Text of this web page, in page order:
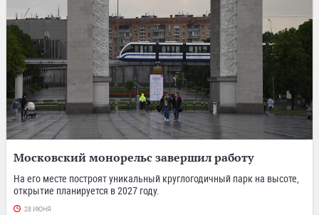
Московский монорельс завершил работу
На его месте построят уникальный круглогодичный парк на высоте,
открытие планируется в 2027 году.
28 ИЮНЯ